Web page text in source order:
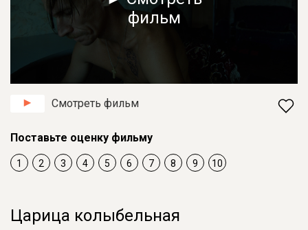
фильм
Смотреть фильм
Поставьте оценку фильму
1 2 3 4 5 6 7 8 9 10
Царица колыбельная